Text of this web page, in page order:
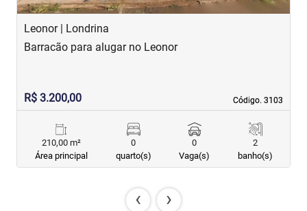
Leonor | Londrina
Código. 3103
Código. 3103
Barracão para alugar no Leonor
R$ 3.200,00
210,00 m²
Área principal
0
quarto(s)
0
Vaga(s)
2
banho(s)
‹ ›